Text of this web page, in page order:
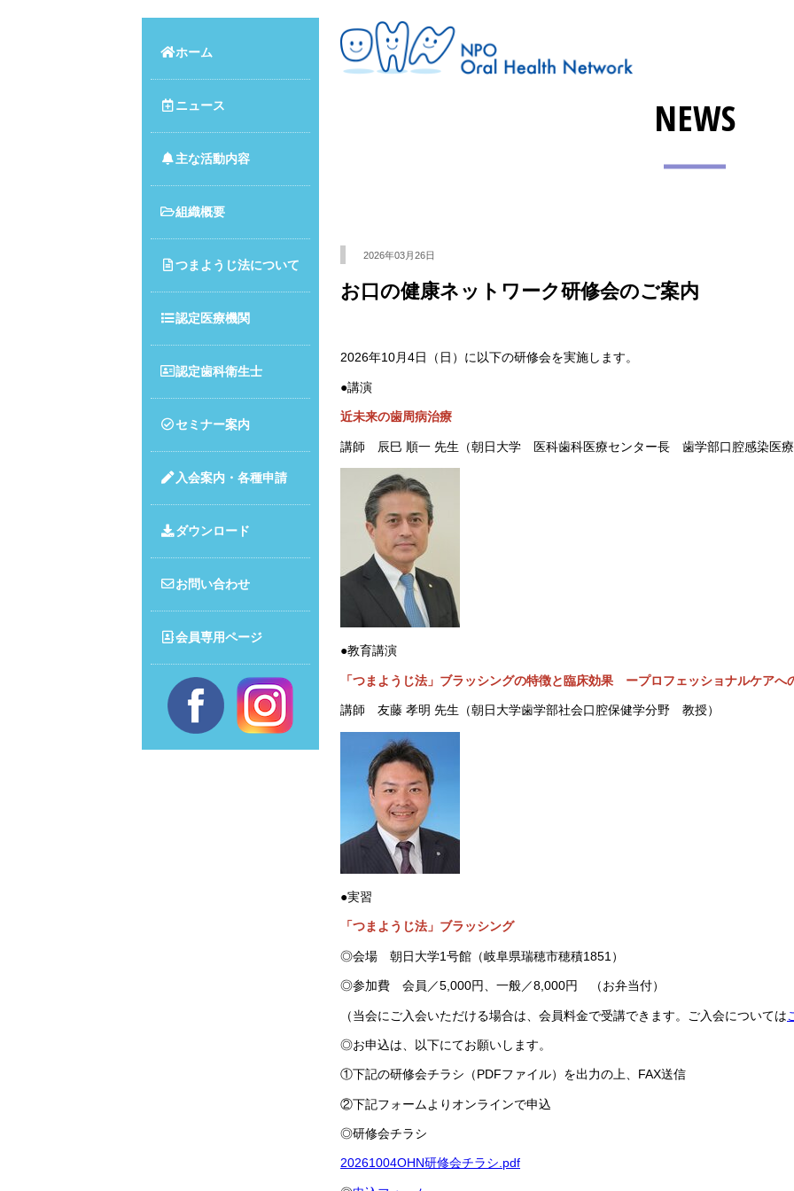
NEWS
2026年03月26日
お口の健康ネットワーク研修会のご案内
2026年10月4日（日）に以下の研修会を実施します。
●講演
近未来の歯周病治療
講師 辰巳 順一 先生（朝日大学 医科歯科医療センター長 歯学部口腔感染医
●教育講演
「つまようじ法」ブラッシングの特徴と臨床効果 ープロフェッショナルケアへ
講師 友藤 孝明 先生（朝日大学歯学部社会口腔保健学分野 教授）
●実習
「つまようじ法」ブラッシング
◎会場 朝日大学1号館（岐阜県瑞穂市穂積1851）
◎参加費 会員／5,000円、一般／8,000円 （お弁当付）
（当会にご入会いただける場合は、会員料金で受講できます。ご入会については
◎お申込は、以下にてお願いします。
①下記の研修会チラシ（PDFファイル）を出力の上、FAX送信
②下記フォームよりオンラインで申込
◎研修会チラシ
20261004OHN研修会チラシ.pdf
ホーム
ニュース
主な活動内容
組織概要
つまようじ法について
認定医療機関
認定歯科衛生士
セミナー案内
入会案内・各種申請
ダウンロード
お問い合わせ
会員専用ページ